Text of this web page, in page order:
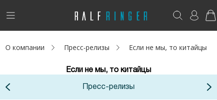
!
Новинки
Женщинам
Возникли вопросы? - club@ralf.ru
О компании Пресс-релизы Если не мы, то китайцы
Если не мы, то китайцы
Пресс-релизы